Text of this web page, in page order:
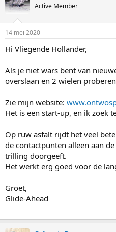
Active Member
14 mei 2020
Hi Vliegende Hollander,
Als je niet wars bent van
overslaan en 2 wielen
Zie mijn website:
Het is een start-up, en ik zoek
Op ruw asfalt rijdt het veel
de contactpunten alleen aan
trilling doorgeeft.
Het werkt erg goed voor de
Groet,
Glide-Ahead